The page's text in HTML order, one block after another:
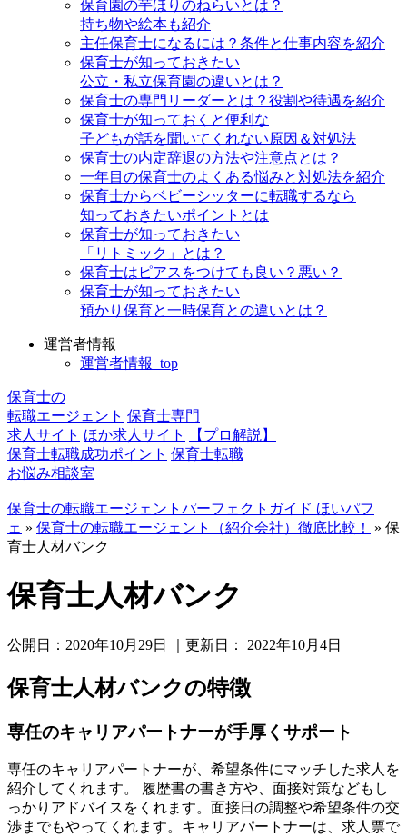
保育園の芋ほりのねらいとは？
持ち物や絵本も紹介
主任保育士になるには？条件と仕事内容を紹介
保育士が知っておきたい
公立・私立保育園の違いとは？
保育士の専門リーダーとは？役割や待遇を紹介
保育士が知っておくと便利な
子どもが話を聞いてくれない原因＆対処法
保育士の内定辞退の方法や注意点とは？
一年目の保育士のよくある悩みと対処法を紹介
保育士からベビーシッターに転職するなら
知っておきたいポイントとは
保育士が知っておきたい
「リトミック」とは？
保育士はピアスをつけても良い？悪い？
保育士が知っておきたい
預かり保育と一時保育との違いとは？
運営者情報
運営者情報_top
保育士の
転職エージェント 保育士専門
求人サイト ほか求人サイト
【プロ解説】
保育士転職成功ポイント 保育士転職
お悩み相談室
保育士の転職エージェントパーフェクトガイド ほいパフ
ェ » 保育士の転職エージェント（紹介会社）徹底比較！ » 保
育士人材バンク
保育士人材バンク
公開日： 2020年10月29日 ｜更新日： 2022年10月4日
保育士人材バンクの特徴
専任のキャリアパートナーが手厚くサポート
専任のキャリアパートナーが、希望条件にマッチした求人を
紹介してくれます。 履歴書の書き方や、面接対策などもし
っかりアドバイスをくれます。面接日の調整や希望条件の交
渉までもやってくれます。キャリアパートナーは、求人票で